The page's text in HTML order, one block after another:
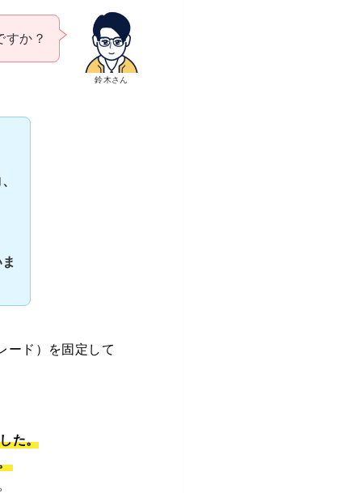
鈴木さん
すか？
ード）を固定して
た。